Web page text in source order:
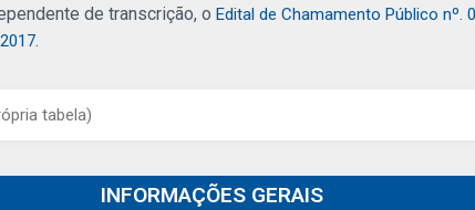
de transcrição, o Edital de Chamamento Público nº.
.
INFORMAÇÕES GERAIS